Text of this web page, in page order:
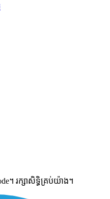
។ រក្សាសិទ្ធិគ្រប់យ៉ាង។